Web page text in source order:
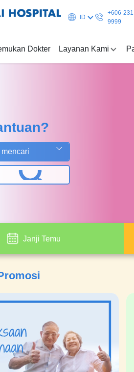
ID
+606-231
9999
Dokter Layanan Kami
Janji Temu